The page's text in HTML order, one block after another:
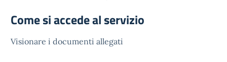
Come si accede al servizio
Visionare i documenti allegati